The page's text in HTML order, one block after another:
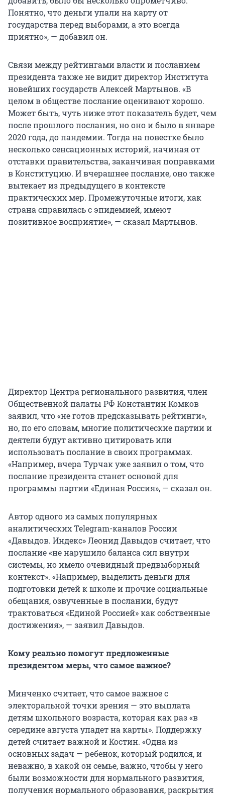
Понятно, что деньги упали на карту от
государства перед выборами, а это всегда
приятно», — добавил он.
Связи между рейтингами власти и посланием
президента также не видит директор Института
новейших государств Алексей Мартынов. «В
целом в обществе послание оценивают хорошо.
Может быть, чуть ниже этот показатель будет, чем
после прошлого послания, но оно и было в январе
2020 года, до пандемии. Тогда на повестке было
несколько сенсационных историй, начиная от
отставки правительства, заканчивая поправками
в Конституцию. И вчерашнее послание, оно также
вытекает из предыдущего в контексте
практических мер. Промежуточные итоги, как
страна справилась с эпидемией, имеют
позитивное восприятие», — сказал Мартынов.
Директор Центра регионального развития, член
Общественной палаты РФ Константин Комков
заявил, что «не готов предсказывать рейтинги»,
но, по его словам, многие политические партии и
деятели будут активно цитировать или
использовать послание в своих программах.
«Например, вчера Турчак уже заявил о том, что
послание президента станет основой для
программы партии «Единая Россия», — сказал он.
Автор одного из самых популярных
аналитических Telegram-каналов России
«Давыдов. Индекс» Леонид Давыдов считает, что
послание «не нарушило баланса сил внутри
системы, но имело очевидный предвыборный
контекст». «Например, выделить деньги для
подготовки детей к школе и прочие социальные
обещания, озвученные в послании, будут
трактоваться «Единой Россией» как собственные
достижения», — заявил Давыдов.
Кому реально помогут предложенные
президентом меры, что самое важное?
Минченко считает, что самое важное с
электоральной точки зрения — это выплата
детям школьного возраста, которая как раз «в
середине августа упадет на карты». Поддержку
детей считает важной и Костин. «Одна из
основных задач — ребенок, который родился, и
неважно, в какой он семье, важно, чтобы у него
были возможности для нормального развития,
получения нормального образования, раскрытия